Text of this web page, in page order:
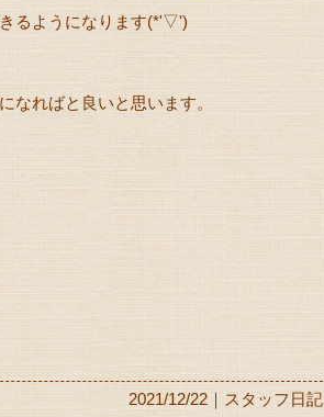
るようになります(*'▽')
なればと良いと思います。
2021/12/22｜スタッフ日記